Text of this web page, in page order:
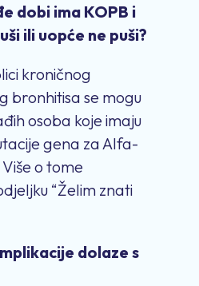
dobi ima KOPB i
ili uopće ne puši?
kroničnog
bronhitisa se mogu
osoba koje imaju
gena za Alfa-
o tome
“Želim znati
dolaze s